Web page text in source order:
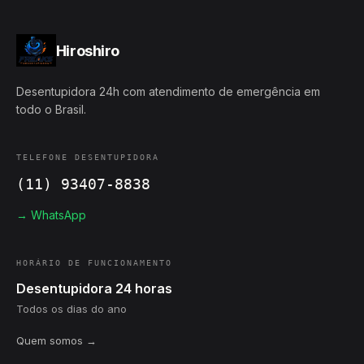
Hiroshiro
Desentupidora 24h com atendimento de emergência em
todo o Brasil.
TELEFONE DESENTUPIDORA
(11) 93407-8838
→ WhatsApp
HORÁRIO DE FUNCIONAMENTO
Desentupidora 24 horas
Todos os dias do ano
Quem somos →